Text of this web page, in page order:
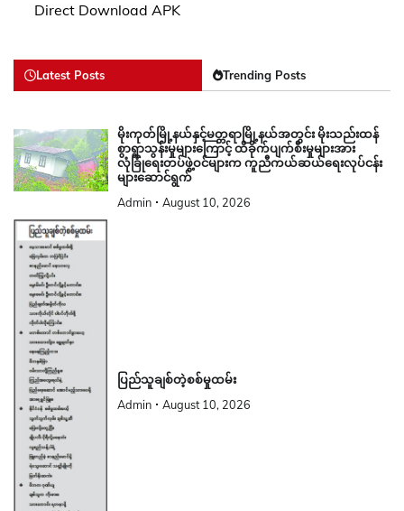
Direct Download APK
Latest Posts Trending Posts
မိုးကုတ်မြို့နယ်နှင့်မတ္တရာမြို့နယ်အတွင်း မိုးသည်းထန်
စွာရွာသွန်းမှုများကြောင့် ထိခိုက်ပျက်စီးမှုများအား
လုံခြုံရေးတပ်ဖွဲ့ဝင်များက ကူညီကယ်ဆယ်ရေးလုပ်ငန်း
များဆောင်ရွက်
Admin August 10, 2026
ပြည်သူချစ်တဲ့စစ်မှုထမ်း
Admin August 10, 2026